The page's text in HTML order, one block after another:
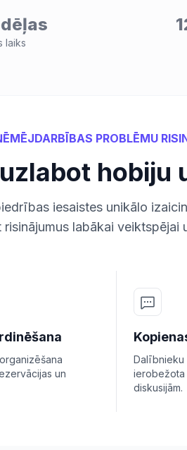
laiks
PROBLĒMU
hobiju
iesaistes unikālo
labākai veiktspējai
un
Dalībnieku
ierobežota
diskusijām.